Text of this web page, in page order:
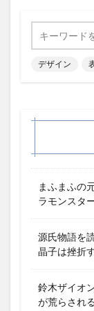
デザイン
まふまふの
ラモンスタ
源氏物語を
晶子は挫折
鈴木ザイオ
が荒らされ